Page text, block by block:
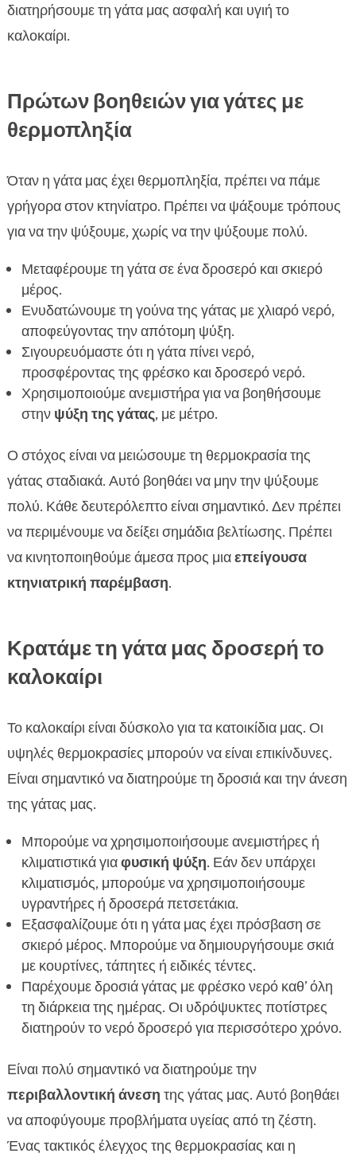
διατηρήσουμε τη γάτα μας ασφαλή και υγιή το
καλοκαίρι.
Πρώτων βοηθειών για γάτες με
θερμοπληξία
Όταν η γάτα μας έχει θερμοπληξία, πρέπει να πάμε
γρήγορα στον κτηνίατρο. Πρέπει να ψάξουμε τρόπους
για να την ψύξουμε, χωρίς να την ψύξουμε πολύ.
Μεταφέρουμε τη γάτα σε ένα δροσερό και σκιερό
μέρος.
Ενυδατώνουμε τη γούνα της γάτας με χλιαρό νερό,
αποφεύγοντας την απότομη ψύξη.
Σιγουρευόμαστε ότι η γάτα πίνει νερό,
προσφέροντας της φρέσκο και δροσερό νερό.
Χρησιμοποιούμε ανεμιστήρα για να βοηθήσουμε
στην ψύξη της γάτας, με μέτρο.
Ο στόχος είναι να μειώσουμε τη θερμοκρασία της
γάτας σταδιακά. Αυτό βοηθάει να μην την ψύξουμε
πολύ. Κάθε δευτερόλεπτο είναι σημαντικό. Δεν πρέπει
να περιμένουμε να δείξει σημάδια βελτίωσης. Πρέπει
να κινητοποιηθούμε άμεσα προς μιαεπείγουσα
κτηνιατρική παρέμβαση.
Κρατάμε τη γάτα μας δροσερή το
καλοκαίρι
Το καλοκαίρι είναι δύσκολο για τα κατοικίδια μας. Οι
υψηλές θερμοκρασίες μπορούν να είναι επικίνδυνες.
Είναι σημαντικό να διατηρούμε τη δροσιά και την άνεση
της γάτας μας.
Μπορούμε να χρησιμοποιήσουμε ανεμιστήρες ή
κλιματιστικά γιαφυσική ψύξη. Εάν δεν υπάρχει
κλιματισμός, μπορούμε να χρησιμοποιήσουμε
υγραντήρες ή δροσερά πετσετάκια.
Εξασφαλίζουμε ότι η γάτα μας έχει πρόσβαση σε
σκιερό μέρος. Μπορούμε να δημιουργήσουμε σκιά
με κουρτίνες, τάπητες ή ειδικές τέντες.
Παρέχουμε δροσιά γάτας με φρέσκο νερό καθ’ όλη
τη διάρκεια της ημέρας. Οι υδρόψυκτες ποτίστρες
διατηρούν το νερό δροσερό για περισσότερο χρόνο.
Είναι πολύ σημαντικό να διατηρούμε την
περιβαλλοντική άνεση της γάτας μας. Αυτό βοηθάει
να αποφύγουμε προβλήματα υγείας από τη ζέστη.
Ένας τακτικός έλεγχος της θερμοκρασίας και η